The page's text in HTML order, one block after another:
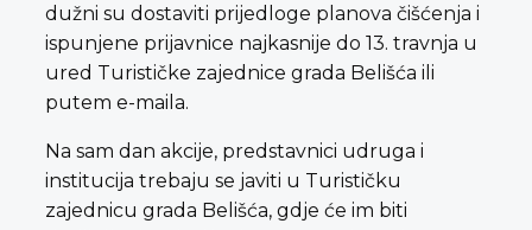
dužni su dostaviti prijedloge planova čišćenja i
ispunjene prijavnice najkasnije do 13. travnja u
ured Turističke zajednice grada Belišća ili
putem e-maila.
Na sam dan akcije, predstavnici udruga i
institucija trebaju se javiti u Turističku
zajednicu grada Belišća, gdje će im biti